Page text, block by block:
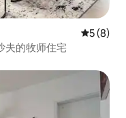
平均评分
5 (8)
夫的牧师住宅